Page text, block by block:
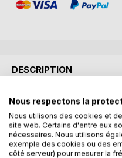
DESCRIPTION
Décryptez Le Lys dans la
éducation !
Que faut-il retenir du
que vous devez savoir
Nous respectons la
Nous utilisons des cookies et
site web. Certains d'entre eux
nécessaires. Nous utilisons
exemple des cookies ou des
côté serveur) pour mesurer la